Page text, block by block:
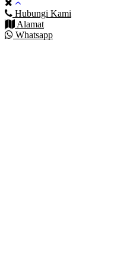
Hubungi Kami
Alamat
Whatsapp